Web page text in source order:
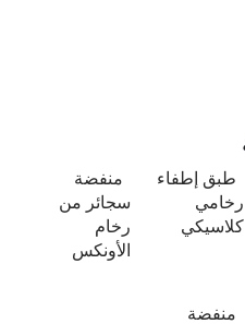
طبق إطفاء
رخامي
كلاسيكي
منفضة
سجائر من
رخام
الأونكس
منفضة